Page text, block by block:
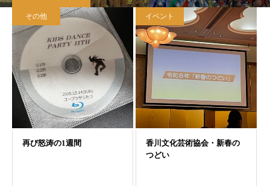
その他 イベント